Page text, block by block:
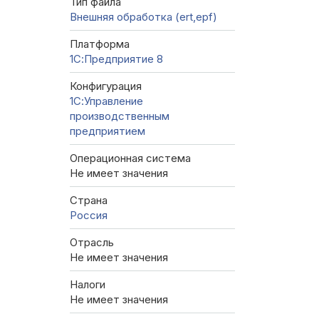
Внешняя обработка (ert,epf)
Платформа
1С:Предприятие 8
Конфигурация
1С:Управление
производственным
предприятием
Операционная система
Не имеет значения
Страна
Россия
Отрасль
Не имеет значения
Налоги
Не имеет значения